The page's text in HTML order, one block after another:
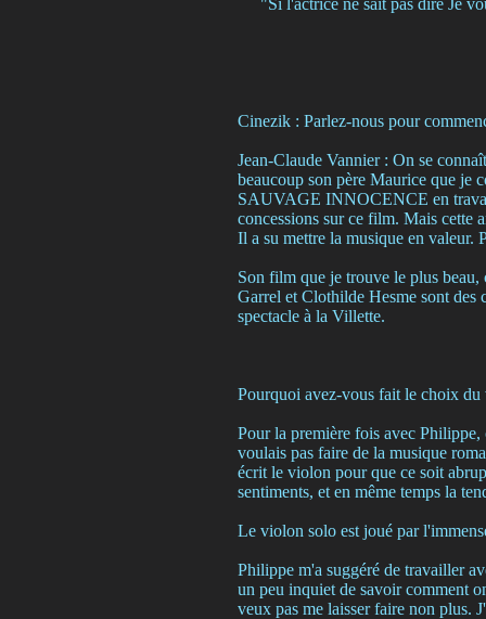
"Si l'actrice ne sait pas dire Je
Cinezik : Parlez-nous pour
Jean-Claude Vannier : On se
beaucoup son père Maurice que je
SAUVAGE INNOCENCE en
concessions sur ce film. Mais
Il a su mettre la musique en valeur.
Son film que je trouve le plus
Garrel et Clothilde Hesme sont des
spectacle à la Villette.
Pourquoi avez-vous fait le choix
Pour la première fois avec
voulais pas faire de la musique
écrit le violon pour que ce soit
sentiments, et en même temps la
Le violon solo est joué par
Philippe m'a suggéré de travailler
un peu inquiet de savoir comment
veux pas me laisser faire non plus.